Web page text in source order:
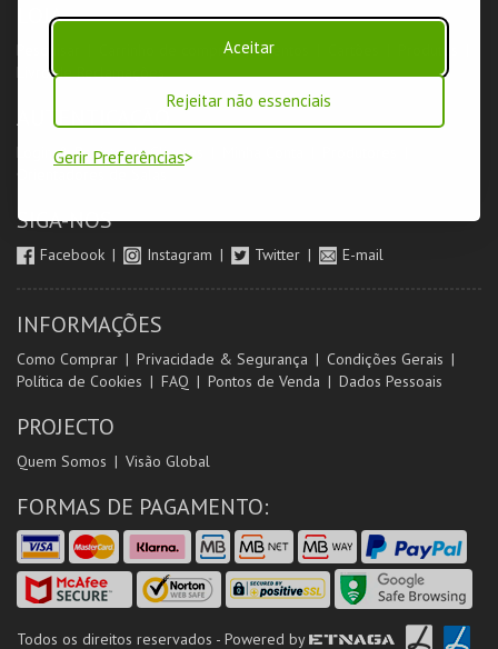
Aceitar
Rejeitar não essenciais
Gerir Preferências
LOJA
Pesquisar Carrinho de compras Eventos
Livro de Reclamações
AUTENTICAÇÃO
Login & Registo de Clientes
SIGA-NOS
Facebook Instagram Twitter E-mail
INFORMAÇÕES
Como Comprar Privacidade & Segurança
Condições Gerais
Política de Cookies
FAQ Pontos de Venda Dados Pessoais
PROJECTO
Quem Somos Visão Global
FORMAS DE PAGAMENTO:
Todos os direitos reservados - Powered by ETNAGA